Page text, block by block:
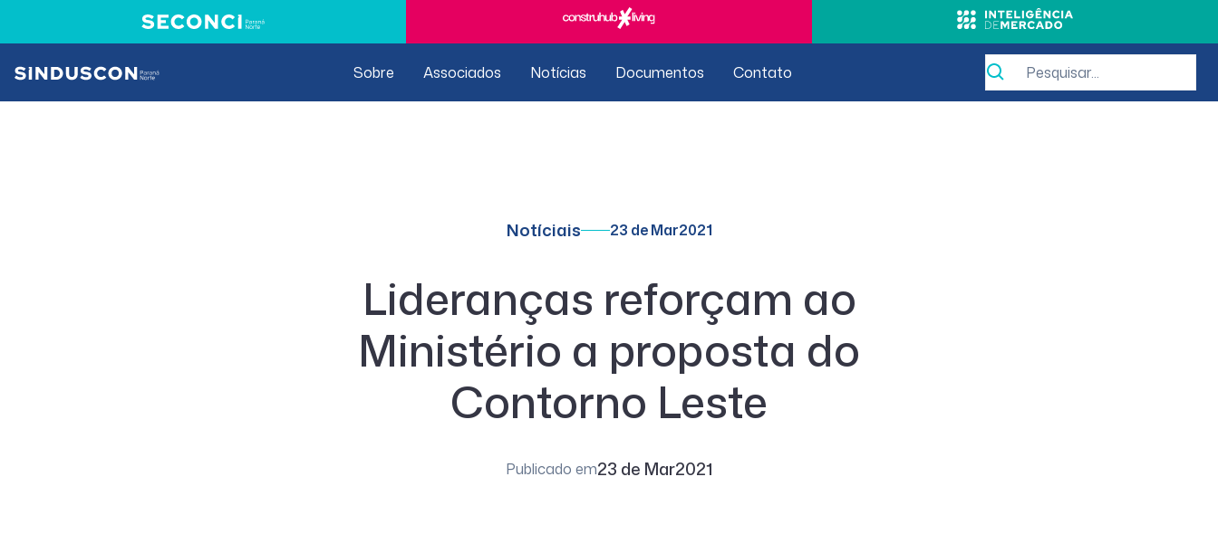
Sobre Associados Notícias Documentos Contato
Notíciais 23 de Mar2021
Lideranças reforçam ao
Ministério a proposta do
Contorno Leste
Publicado em23 de Mar2021